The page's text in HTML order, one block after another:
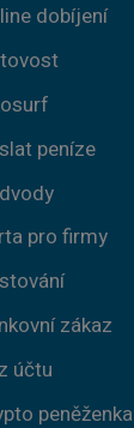
dobíjení
peníze
pro firmy
zákaz
účtu
peněženka